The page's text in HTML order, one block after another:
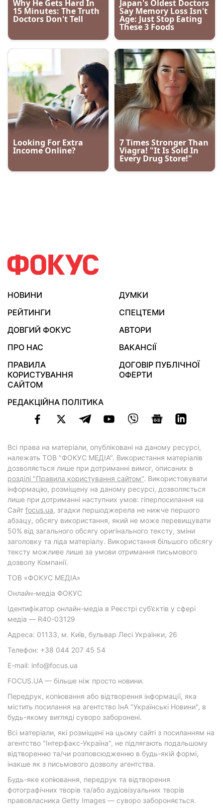
НОВИНИ
ДУМКИ
РЕЙТИНГИ
СПЕЦТЕМИ
ДОВГИЙ ФОКУС
АВТОРИ
ПРО НАС
ВАКАНСІЇ
ПРАВИЛА
КОРИСТУВАННЯ
САЙТОМ
ДОГОВІР ПУБЛІЧНОЇ
ОФЕРТИ
РЕДАКЦІЙНА ПОЛІТИКА
Всі права на матеріали, опубліковані на даному ресурсі,
належать ТОВ "ФОКУС МЕДІА". Використання матеріалів
дозволяється лише при дотриманні вимог, описаних в
розділі "Правила користування сайтом". Використовувати
інформацію, розміщену на даному ресурсі, дозволяється
лише при дотриманні наступних умов: гіперпосилання на
Cайт focus.ua, згадки першоджерела не нижче першого
абзацу, обсягу використання, який не може перевищувати
50% від загального обсягу оригінального тексту, зміни
заголовку та ліда матеріалу. Використання більшого обсягу
тексту можливе лише за умови отримання письмового
дозволу Компанії.
ТОВ «ФОКУС МЕДІА»
Онлайн-медіа ФОКУС
Ідентифікатор онлайн-медіа в Реєстрі суб’єктів у сфері
медіа — R40-03129
Адреса: 01133, м. Київ, бульвар Лесі Українки, 26
Телефон: +38 044 207 45 54
E-mail: info@focus.ua
FOCUS.UA — більше ніж просто новини.
Передрук, копіювання або відтворення інформації, яка
містить посилання на агентство ІнА "Українські Новини", в
будь-якому вигляді суворо заборонені.
Всі матеріали, які розміщені на цьому сайті з посиланням на
агентство "Інтерфакс-Україна", не підлягають подальшому
відтворенню та/чи розповсюдженню в будь-якій формі,
інакше як з письмового дозволу агентства.
Будь-яке копіювання, передрук та відтворення
фотографічних творів та/або аудіовізуальних творів
правовласника Getty Images — суворо забороняється.